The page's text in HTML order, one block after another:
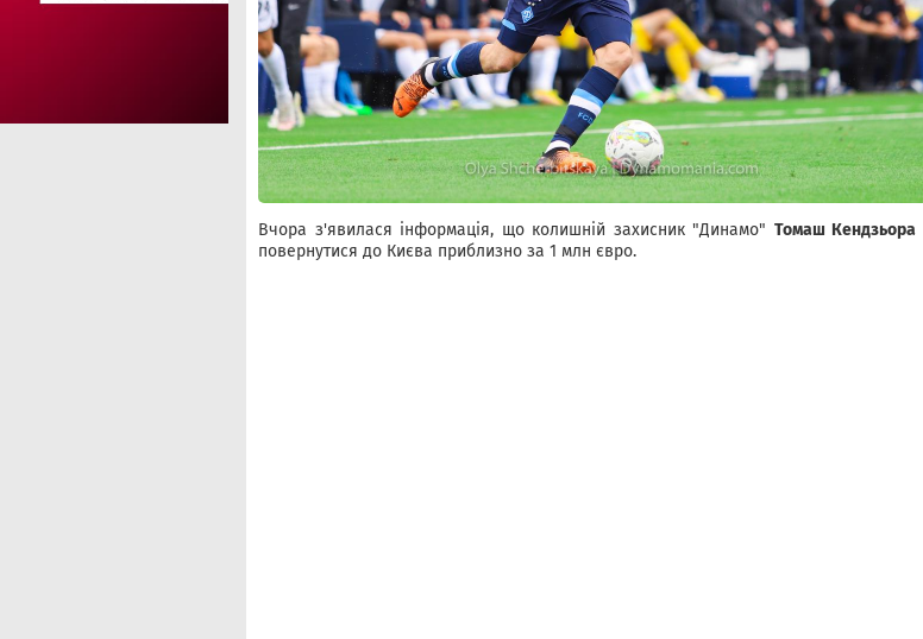
Вчора з'явилася інформація, що колишній захисник "Динамо" Томаш Кендзьора
повернутися до Києва приблизно за 1 млн євро.